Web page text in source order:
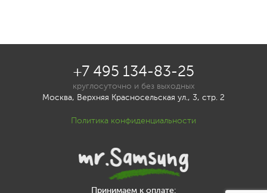
Принимаем к оплате:
+7 495 134-83-25
круглосуточно и без выходных
Москва, Верхняя Красносельская ул., 3, стр. 2
Политика конфиденциальности